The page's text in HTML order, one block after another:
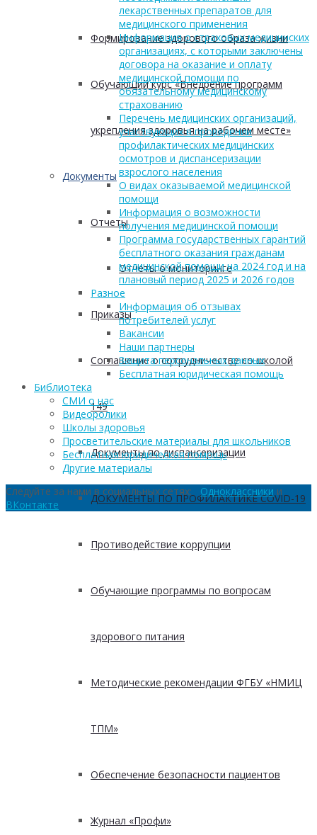
Формирование здорового образа жизни
Обучающий курс «Внедрение программ
укрепления здоровья на рабочем месте»
Документы
Отчеты
Отчеты о мониторинге
Приказы
Соглашение о сотрудничестве со школой
149
Документы по диспансеризации
ДОКУМЕНТЫ ПО ПРОФИЛАКТИКЕ COVID-19
Противодействие коррупции
Обучающие программы по вопросам
здорового питания
Методические рекомендации ФГБУ «НМИЦ
ТПМ»
Обеспечение безопасности пациентов
Журнал «Профи»
лекарственных препаратов для
медицинского применения
Информация о страховых медицинских
организациях, с которыми заключены
договора на оказание и оплату
медицинской помощи по
обязательному медицинскому
страхованию
Перечень медицинских организаций,
участвующих в проведении
профилактических медицинских
осмотров и диспансеризации
взрослого населения
О видах оказываемой медицинской
помощи
Информация о возможности
получения медицинской помощи
Программа государственных гарантий
бесплатного оказания гражданам
медицинской помощи на 2024 год и на
плановый период 2025 и 2026 годов
Разное
Информация об отзывах
потребителей услуг
Вакансии
Наши партнеры
Защита персональных данных
Бесплатная юридическая помощь
Библиотека
СМИ о нас
Видеоролики
Школы здоровья
Просветительские материалы для школьников
Бесплатная юридическая помощь
Другие материалы
Следуйте за нами в социальных сетях: Одноклассники и
ВКонтакте